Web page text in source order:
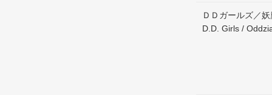
ＤＤガールズ／
D.D. Girls /